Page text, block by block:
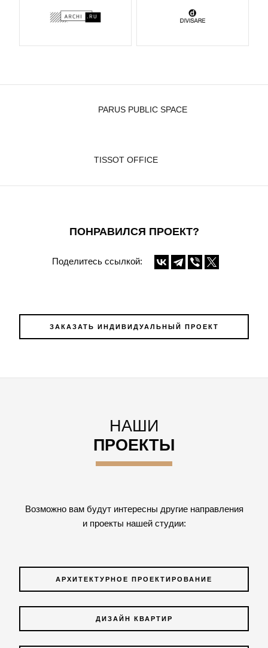
PARUS PUBLIC SPACE
TISSOT OFFICE
ПОНРАВИЛСЯ ПРОЕКТ?
Поделитесь ссылкой:
ЗАКАЗАТЬ ИНДИВИДУАЛЬНЫЙ ПРОЕКТ
НАШИ
ПРОЕКТЫ
Возможно вам будут интересны другие направления
и проекты нашей студии:
АРХИТЕКТУРНОЕ ПРОЕКТИРОВАНИЕ
ДИЗАЙН КВАРТИР